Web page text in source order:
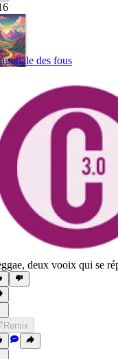
des fous
, deux vooix qui se
Remix